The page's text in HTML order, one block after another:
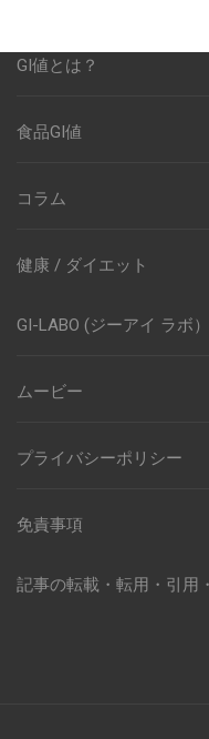
GI値とは？
食品GI値
コラム
健康 / ダイエット
GI-LABO (ジーアイ ラボ
ムービー
プライバシーポリシー
免責事項
記事の転載・転用・引用